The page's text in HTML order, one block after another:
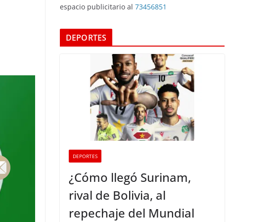
espacio publicitario al 73456851
DEPORTES
DEPORTES
¿Cómo llegó Surinam,
rival de Bolivia, al
repechaje del Mundial